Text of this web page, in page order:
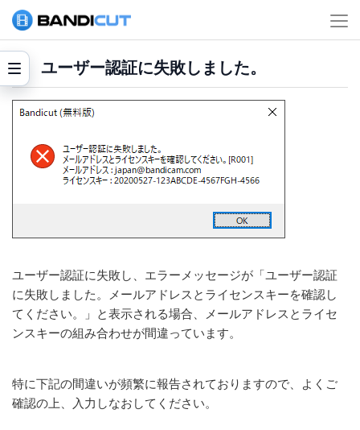
ユーザー認証に失敗しました。
ユーザー認証に失敗し、エラーメッセージが「ユーザー認証
に失敗しました。メールアドレスとライセンスキーを確認し
てください。」と表示される場合、メールアドレスとライセ
ンスキーの組み合わせが間違っています。
特に下記の間違いが頻繁に報告されておりますので、よくご
確認の上、入力しなおしてください。